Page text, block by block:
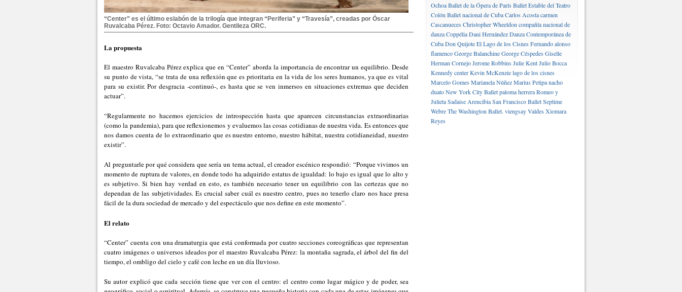
“Center” es el último eslabón de la trilogía que integran “Periferia” y “Travesía”, creadas por Óscar
Ruvalcaba Pérez. Foto: Octavio Amador. Gentileza ORC.
La propuesta
El maestro Ruvalcaba Pérez explica que en “Center” aborda la importancia de encontrar un equilibrio. Desde
su punto de vista, “se trata de una reflexión que es prioritaria en la vida de los seres humanos, ya que es vital
para su existir. Por desgracia -continuó-, es hasta que se ven inmersos en situaciones extremas que deciden
actuar”.
“Regularmente no hacemos ejercicios de introspección hasta que aparecen circunstancias extraordinarias
(como la pandemia), para que reflexionemos y evaluemos las cosas cotidianas de nuestra vida. Es entonces que
nos damos cuenta de lo extraordinario que es nuestro entorno, nuestro hábitat, nuestra cotidianeidad, nuestro
existir”.
Al preguntarle por qué considera que sería un tema actual, el creador escénico respondió: “Porque vivimos un
momento de ruptura de valores, en donde todo ha adquirido estatus de igualdad: lo bajo es igual que lo alto y
es subjetivo. Si bien hay verdad en esto, es también necesario tener un equilibrio con las certezas que no
dependan de las subjetividades. Es crucial saber cuál es nuestro centro, pues no tenerlo claro nos hace presa
fácil de la dura sociedad de mercado y del espectáculo que nos define en este momento”.
El relato
“Center” cuenta con una dramaturgia que está conformada por cuatro secciones coreográficas que representan
cuatro imágenes o universos ideados por el maestro Ruvalcaba Pérez: la montaña sagrada, el árbol del fin del
tiempo, el ombligo del cielo y café con leche en un día lluvioso.
Su autor explicó que cada sección tiene que ver con el centro: el centro como lugar mágico y de poder, sea
OchoaBallet de la Ópera de ParísBallet Estable del Teatro
Colón Ballet nacional de CubaCarlos Acostacarmen
CascanuecesChristopher Wheeldon compañía nacional de
danzaCoppéliaDani HernándezDanza Contemporánea de
CubaDon QuijoteEl Lago de los CisnesFernando alonso
flamencoGeorge BalanchineGeorge CéspedesGiselle
Herman CornejoJerome RobbinsJulie KentJulio Bocca
Kennedy centerKevin McKenzielago de los cisnes
Marcelo GomesMarianela NúñezMarius Petipanacho
duatoNew York City Balletpaloma herreraRomeo y
JulietaSadaise ArencibiaSan Francisco BalletSeptime
WebreThe Washington Ballet. viengsay ValdesXiomara
Reyes